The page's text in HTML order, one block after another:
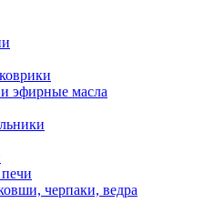
эфирные масла
черпаки, ведра